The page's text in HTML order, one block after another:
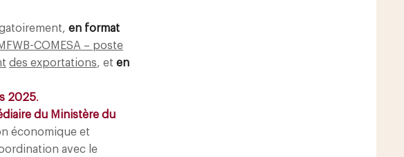
en format
COMESA – poste
des exportations, et en
2025.
du Ministère du
économique et
avec le